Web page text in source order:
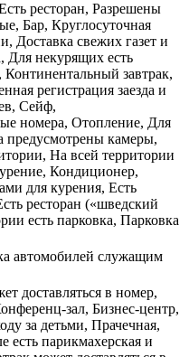
ресторан, Разрешены
Бар, Круглосуточная
Доставка свежих газет и
Для некурящих есть
завтрак,
регистрация заезда и
Сейф,
номера, Отопление, Для
предусмотрены камеры,
На всей территории
Кондиционер,
для курения, Есть
ресторан («шведский
есть парковка, Парковка
автомобилей служащим
доставляться в номер,
зал, Бизнес-центр,
за детьми, Прачечная,
есть парикмахерская и